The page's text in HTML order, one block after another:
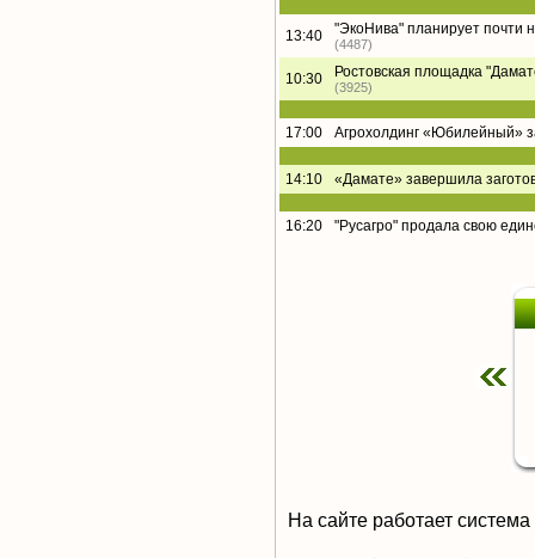
13:40 "ЭкоНива" планирует почти
(4487)
10:30 Ростовская площадка
(3925)
17:00 Агрохолдинг «Юбилейный»
14:10 «Дамате» завершила
16:20 "Русагро" продала свою
На сайте работает